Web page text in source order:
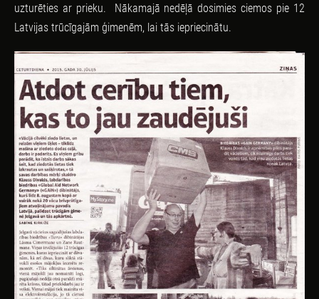
uzturēties ar prieku. Nākamajā nedēļā dosimies ciemos pie 12
Latvijas trūcīgajām ģimenēm, lai tās iepriecinātu.